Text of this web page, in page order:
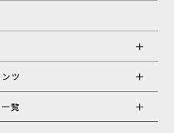
ツ
覧